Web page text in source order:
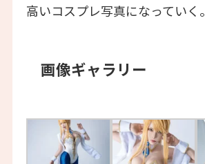
高いコスプレ写真になっていく。
画像ギャラリー